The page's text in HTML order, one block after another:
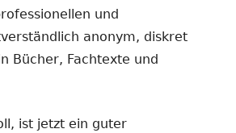
und
anonym, diskret
Bücher, Fachtexte und
ist jetzt ein guter